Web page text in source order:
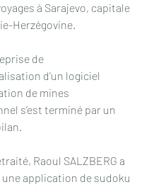
à Sarajevo, capitale
Herzégovine.
de
d’un logiciel
de mines
s’est terminé par un
Raoul SALZBERG a
une application de sudoku